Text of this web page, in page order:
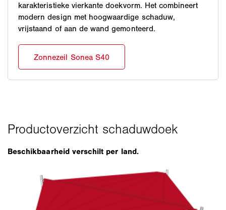
karakteristieke vierkante doekvorm. Het combineert
modern design met hoogwaardige schaduw,
vrijstaand of aan de wand gemonteerd.
Beschikbaarheid verschilt per land.